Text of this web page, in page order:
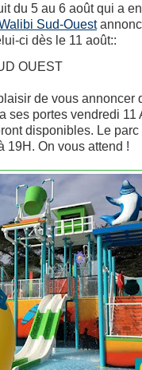
du 5 au 6 août qui a
Sud-Ouest
ci dès le 11 août::
OUEST
de vous annoncer
ses portes vendredi 11
disponibles. Le parc
19H. On vous attend !